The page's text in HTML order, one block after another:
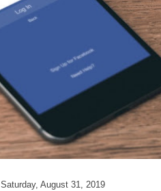
Saturday, August 31, 2019